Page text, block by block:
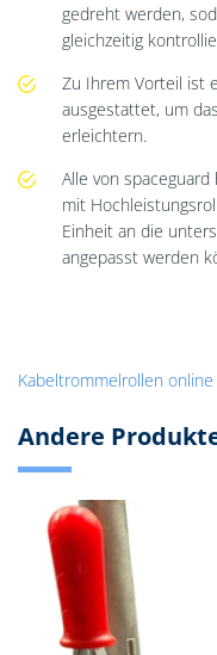
gedreht werden,
gleichzeitig
Zu Ihrem Vorteil ist
ausgestattet, um
erleichtern.
Alle von
mit
Einheit an die
angepasst werden
Kabeltrommelrollen online
Andere